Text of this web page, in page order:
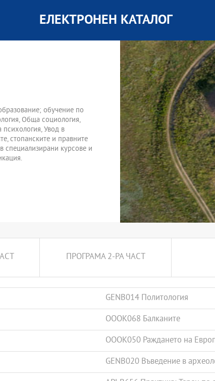
ЕЛЕКТРОНЕН КАТАЛОГ
обучение по
Обща социология,
Увод в
стопанските и правните
специализирани курсове и
ПРОГРАМА 2-РА ЧАСТ
GENB014 Политология
OOOK068 Балканите
OOOK050 Раждането на
GENB020 Въведение в